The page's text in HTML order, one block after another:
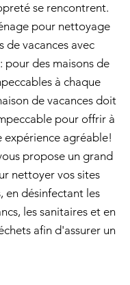
se rencontrent.
pour nettoyage
de vacances avec
pour des maisons de
à chaque
de vacances doit
pour offrir à
expérience agréable!
propose un grand
nettoyer vos sites
en désinfectant les
les sanitaires et en
afin d'assurer un